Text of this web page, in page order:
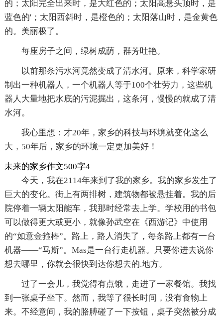
的；太阳完全出来时，是大红色的；太阳高悬头顶时，是
蓝色的'；太阳西斜时，是橙色的；太阳落山时，是金黄色
的。美丽极了。
每座房子之间，绿树成荫，群芳吐艳。
以前那条污水河竟然变成了清水河。原来，科学家研
制出一种机器人，一个机器人等于100个壮劳力，这些机
器人大量地把水底的污泥掘出，这条河，慢慢的就成了清
水河。
我心里想：才20年，家乡的科技与环境就变化这么
大，50年后，家乡的环境一定更加美好！
未来的家乡作文500字4
今天，我在2114年来到了我的家乡。我的家乡发生了
巨大的变化。街上有两排树，建筑物都被悬挂着。我的后
院停着一辆太阳能车，我那时经常去上学。学校用的书包
可以做得更大或更小，就像孙武空在《西游记》中使用
的“如意金箍棒”。路上，路人消失了，每条路上都有一台
机器——“马斯”。Mas是一台行走机器。只要你进去说你
想去哪里，你就会很快到达你想去的.地方。
过了一会儿，我觉得有点饿，走进了一家餐馆。我找
到一张桌子坐下。然而，我等了很长时间，没有食物上
来。不经意间，我的胳膊碰了一下按钮，桌子突然被分成